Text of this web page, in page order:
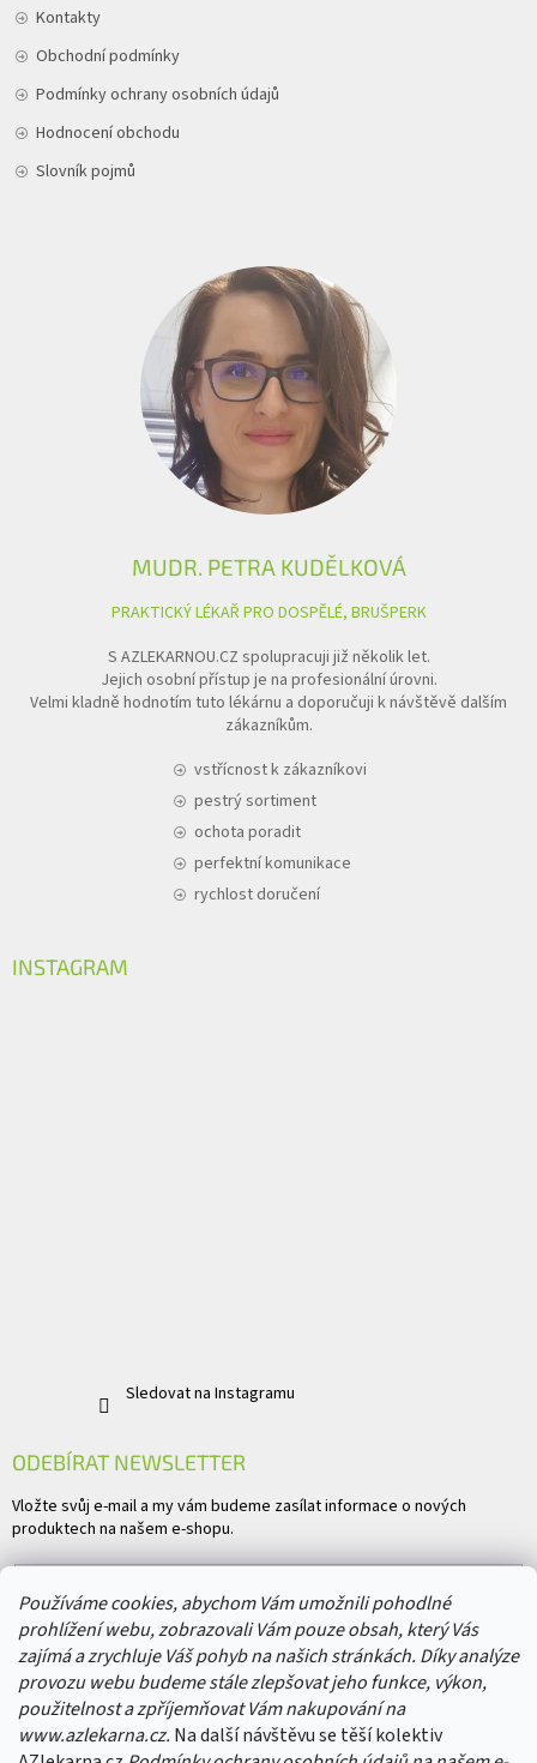
Používáme cookies, abychom Vám umožnili pohodlné
prohlížení webu, zobrazovali Vám pouze obsah, který Vás
zajímá a zrychluje Váš pohyb na našich stránkách. Díky analýze
provozu webu budeme stále zlepšovat jeho funkce, výkon,
použitelnost a zpříjemňovat Vám nakupování na
www.azlekarna.cz. Na další návštěvu se těší kolektiv
Kontakty
Obchodní podmínky
Podmínky ochrany osobních údajů
Hodnocení obchodu
Slovník pojmů
MUDR. PETRA KUDĚLKOVÁ
PRAKTICKÝ LÉKAŘ PRO DOSPĚLÉ, BRUŠPERK
S AZLEKARNOU.CZ spolupracuji již několik let.
Jejich osobní přístup je na profesionální úrovni.
Velmi kladně hodnotím tuto lékárnu a doporučuji k návštěvě dalším
zákazníkům.
vstřícnost k zákazníkovi
pestrý sortiment
ochota poradit
perfektní komunikace
rychlost doručení
INSTAGRAM
Sledovat na Instagramu
ODEBÍRAT NEWSLETTER
Vložte svůj e-mail a my vám budeme zasílat informace o nových
produktech na našem e-shopu.
Vložením e-mailu souhlasíte spodmínkami ochrany osobních údajů
PŘIHLÁSIT SE